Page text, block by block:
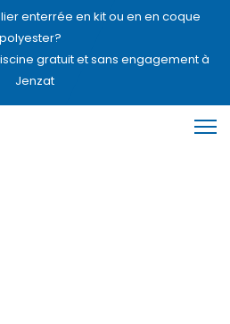
enterrée en kit ou en en coque
polyester?
gratuit et sans engagement à
Jenzat